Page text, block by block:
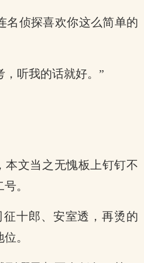
名侦探喜欢你这么简单的
，听我的话就好。”
本文当之无愧板上钉钉不
。
十郎、安室透，再烫的
。